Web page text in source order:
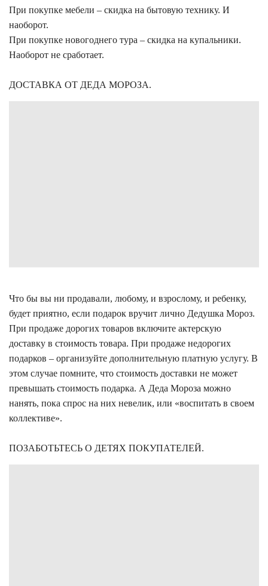
При покупке мебели – скидка на бытовую технику. И
наоборот.
При покупке новогоднего тура – скидка на купальники.
Наоборот не сработает.
ДОСТАВКА ОТ ДЕДА МОРОЗА.
Что бы вы ни продавали, любому, и взрослому, и ребенку,
будет приятно, если подарок вручит лично Дедушка Мороз.
При продаже дорогих товаров включите актерскую
доставку в стоимость товара. При продаже недорогих
подарков – организуйте дополнительную платную услугу. В
этом случае помните, что стоимость доставки не может
превышать стоимость подарка. А Деда Мороза можно
нанять, пока спрос на них невелик, или «воспитать в своем
коллективе».
ПОЗАБОТЬТЕСЬ О ДЕТЯХ ПОКУПАТЕЛЕЙ.